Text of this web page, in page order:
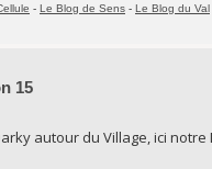
- Le Blog de Sens - Le Blog du Val
15
autour du Village, ici